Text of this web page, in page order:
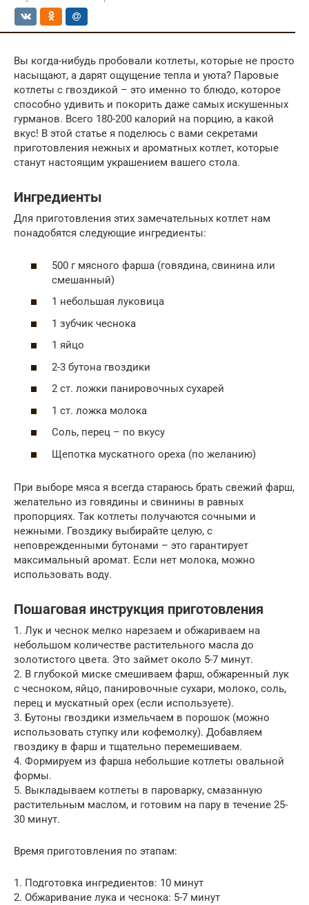
Вы когда-нибудь пробовали котлеты, которые не просто
насыщают, а дарят ощущение тепла и уюта? Паровые
котлеты с гвоздикой – это именно то блюдо, которое
способно удивить и покорить даже самых искушенных
гурманов. Всего 180-200 калорий на порцию, а какой
вкус! В этой статье я поделюсь с вами секретами
приготовления нежных и ароматных котлет, которые
станут настоящим украшением вашего стола.
Ингредиенты
Для приготовления этих замечательных котлет нам
понадобятся следующие ингредиенты:
500 г мясного фарша (говядина, свинина или
смешанный)
1 небольшая луковица
1 зубчик чеснока
1 яйцо
2-3 бутона гвоздики
2 ст. ложки панировочных сухарей
1 ст. ложка молока
Соль, перец – по вкусу
Щепотка мускатного ореха (по желанию)
При выборе мяса я всегда стараюсь брать свежий фарш,
желательно из говядины и свинины в равных
пропорциях. Так котлеты получаются сочными и
нежными. Гвоздику выбирайте целую, с
неповрежденными бутонами – это гарантирует
максимальный аромат. Если нет молока, можно
использовать воду.
Пошаговая инструкция приготовления
1. Лук и чеснок мелко нарезаем и обжариваем на
небольшом количестве растительного масла до
золотистого цвета. Это займет около 5-7 минут.
2. В глубокой миске смешиваем фарш, обжаренный лук
с чесноком, яйцо, панировочные сухари, молоко, соль,
перец и мускатный орех (если используете).
3. Бутоны гвоздики измельчаем в порошок (можно
использовать ступку или кофемолку). Добавляем
гвоздику в фарш и тщательно перемешиваем.
4. Формируем из фарша небольшие котлеты овальной
формы.
5. Выкладываем котлеты в пароварку, смазанную
растительным маслом, и готовим на пару в течение 25-
30 минут.
Время приготовления по этапам:
1. Подготовка ингредиентов: 10 минут
2. Обжаривание лука и чеснока: 5-7 минут